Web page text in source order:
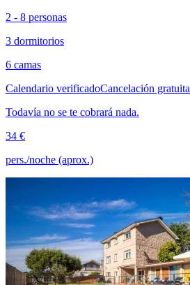
2 - 8 personas
3 dormitorios
6 camas
Calendario verificadoCancelación gratuita
Todavía no se te cobrará nada.
34 €
pers./noche (aprox.)